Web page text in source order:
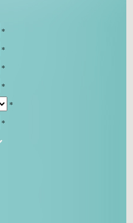
*
*
*
*
*
*